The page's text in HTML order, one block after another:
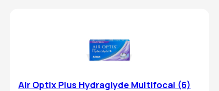
Air Optix Plus Hydraglyde Multifocal (6)